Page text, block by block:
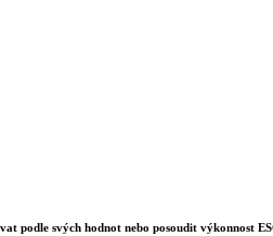
podle svých hodnot nebo posoudit výkonnost